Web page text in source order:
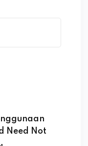
Need Not